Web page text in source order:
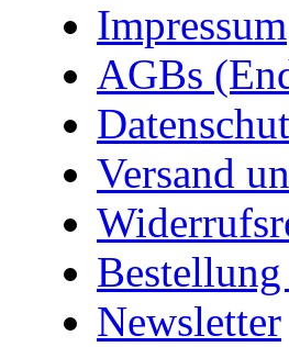
Impressum
AGBs
Versand
Newsletter